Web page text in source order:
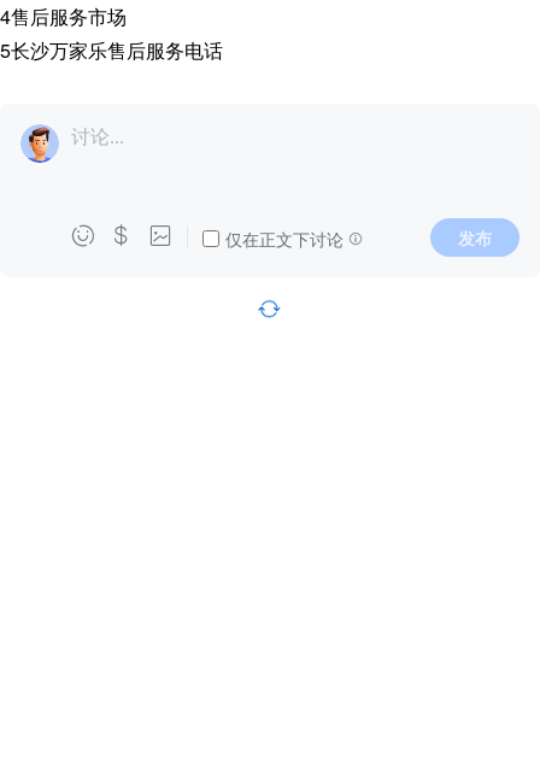
4售后服务市场
5长沙万家乐售后服务电话
讨论...
   仅在正文下讨论 发布
